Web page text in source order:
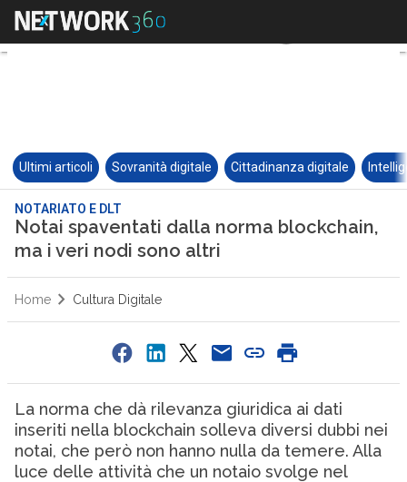
Ultimi articoli Sovranità digitale Cittadinanza digitale
NOTARIATO E DLT
Notai spaventati dalla norma blockchain,
ma i veri nodi sono altri
Home Cultura Digitale
La norma che dà rilevanza giuridica ai dati
inseriti nella blockchain solleva diversi dubbi nei
notai, che però non hanno nulla da temere. Alla
luce delle attività che un notaio svolge nel